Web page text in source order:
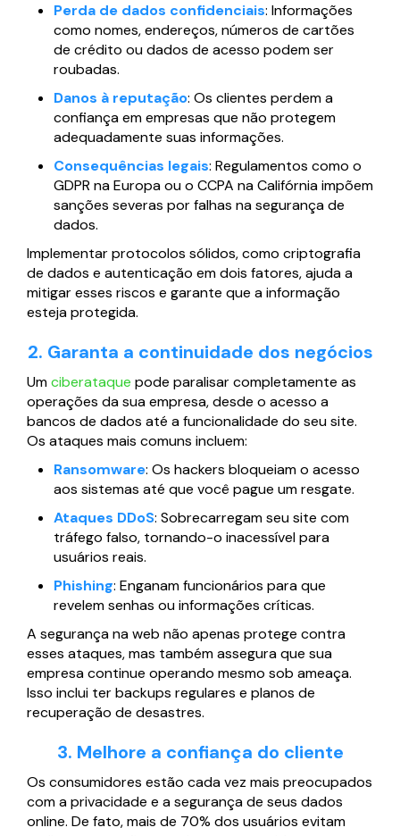
Perda de dados confidenciais: Informações
como nomes, endereços, números de cartões
de crédito ou dados de acesso podem ser
roubadas.
Danos à reputação: Os clientes perdem a
confiança em empresas que não protegem
adequadamente suas informações.
Consequências legais: Regulamentos como o
GDPR na Europa ou o CCPA na Califórnia impõem
sanções severas por falhas na segurança de
dados.
Implementar protocolos sólidos, como criptografia
de dados e autenticação em dois fatores, ajuda a
mitigar esses riscos e garante que a informação
esteja protegida.
2. Garanta a continuidade dos negócios
Umciberataque pode paralisar completamente as
operações da sua empresa, desde o acesso a
bancos de dados até a funcionalidade do seu site.
Os ataques mais comuns incluem:
Ransomware: Os hackers bloqueiam o acesso
aos sistemas até que você pague um resgate.
Ataques DDoS: Sobrecarregam seu site com
tráfego falso, tornando-o inacessível para
usuários reais.
Phishing: Enganam funcionários para que
revelem senhas ou informações críticas.
A segurança na web não apenas protege contra
esses ataques, mas também assegura que sua
empresa continue operando mesmo sob ameaça.
Isso inclui ter backups regulares e planos de
recuperação de desastres.
3. Melhore a confiança do cliente
Os consumidores estão cada vez mais preocupados
com a privacidade e a segurança de seus dados
online. De fato, mais de 70% dos usuários evitam